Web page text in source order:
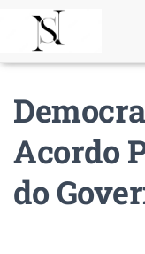
Acordo
do